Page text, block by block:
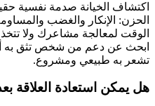
اكتشاف الخيانة صدمة نفسية
الحزن: الإنكار والغضب
الوقت لمعالجة مشاعرك ولا تتخذ
ابحث عن دعم من شخص تثق به
تشعر به طبيعي ومشروع.
هل يمكن استعادة العلاقة